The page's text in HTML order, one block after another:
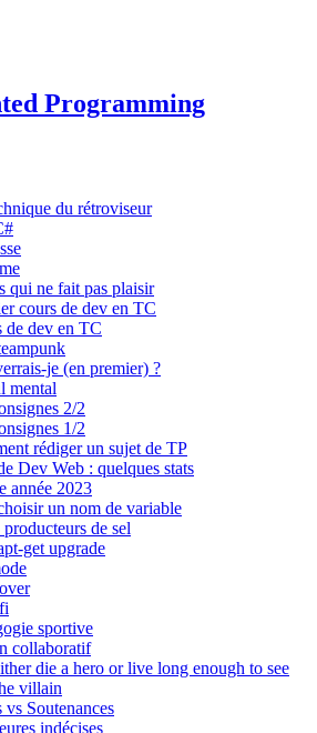
Programming
du rétroviseur
qui ne fait pas plaisir
cours de dev en TC
de dev en TC
je (en premier) ?
mental
2/2
1/2
rédiger un sujet de TP
Dev Web : quelques stats
année 2023
un nom de variable
de sel
get upgrade
sportive
collaboratif
die a hero or live long enough to see
villain
vs Soutenances
indécises